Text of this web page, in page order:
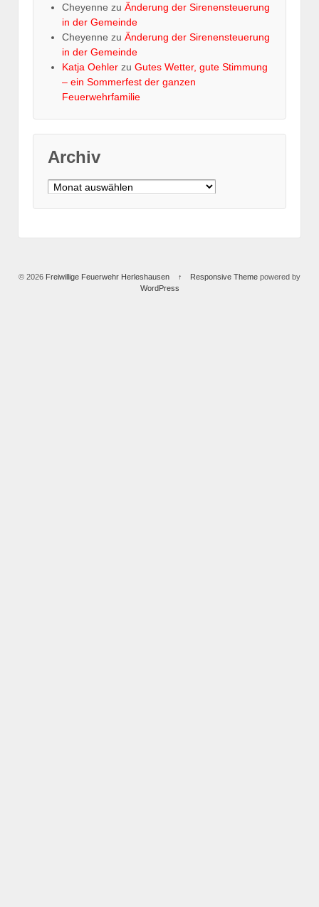
Cheyenne zu Änderung der Sirenensteuerung
in der Gemeinde
Cheyenne zu Änderung der Sirenensteuerung
in der Gemeinde
Katja Oehler zu Gutes Wetter, gute Stimmung
– ein Sommerfest der ganzen
Feuerwehrfamilie
Archiv
Archiv
© 2026 Freiwillige Feuerwehr Herleshausen ↑ Responsive Themepowered by
WordPress